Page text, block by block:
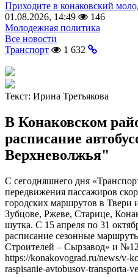
Приходите в конаковский
01.08.2026, 14:49
146
Молодежная политика
Все новости
Транспорт
1 632
Текст: Ирина Третьякова
В Конаковском
расписание
Верхневолжья"
С сегодняшнего дня
передвижения пассажиров
городских маршрутов в Твери
Зубцове, Ржеве, Старице,
шутка. С 15 апреля по 31
расписание сезонные
Строителей – Сырзавод» и
https://konakovograd.ru/news/v-
raspisanie-avtobusov-transporta-